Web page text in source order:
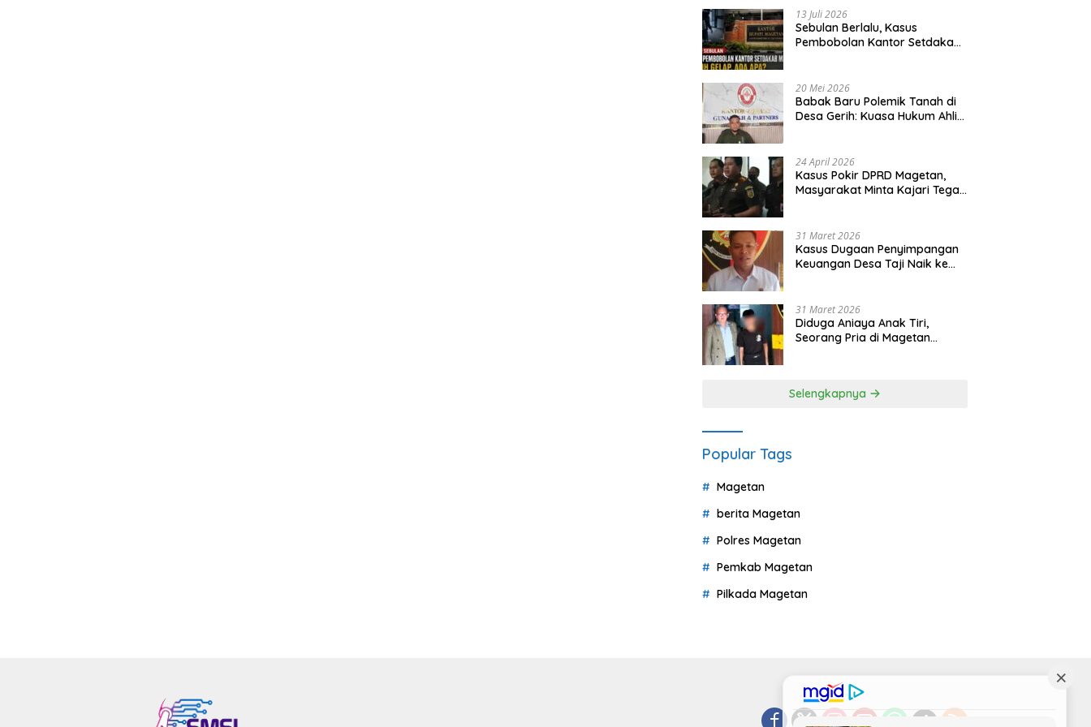
13 Juli 2026
Sebulan Berlalu, Kasus
Pembobolan Kantor Setdakab
20 Mei 2026
Babak Baru Polemik Tanah di
Desa Gerih: Kuasa Hukum Ahli
24 April 2026
Kasus Pokir DPRD Magetan,
Masyarakat Minta Kajari Tegak
31 Maret 2026
Kasus Dugaan Penyimpangan
Keuangan Desa Taji Naik ke
31 Maret 2026
Diduga Aniaya Anak Tiri,
Seorang Pria di Magetan
Selengkapnya
Popular Tags
Magetan
berita Magetan
Polres Magetan
Pemkab Magetan
Pilkada Magetan